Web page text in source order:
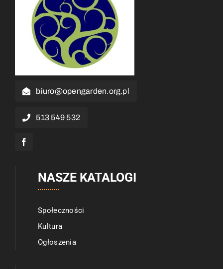
biuro@opengarden.org.pl
513 549 532
NASZE KATALOGI
Społeczności
Kultura
Ogłoszenia